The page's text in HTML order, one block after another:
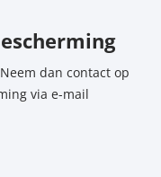
dan contact op
via e-mail